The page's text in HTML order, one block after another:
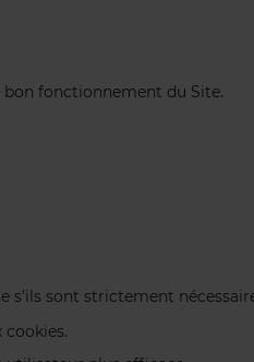
fonctionnement du Site.
s’ils sont strictement